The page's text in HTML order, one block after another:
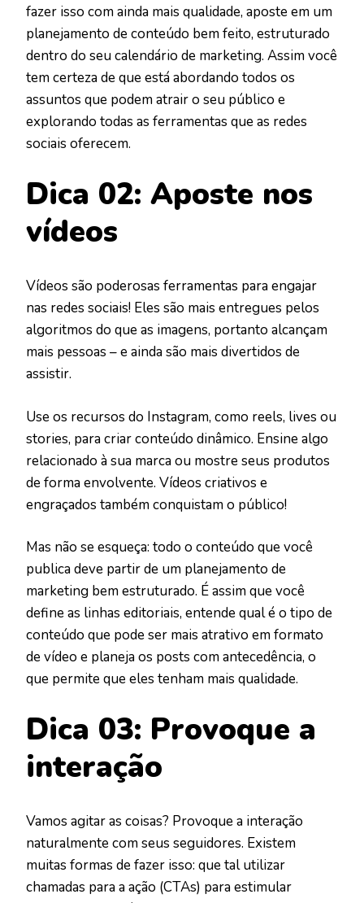
fazer isso com ainda mais qualidade, aposte em um
planejamento de conteúdo bem feito, estruturado
dentro do seu calendário de marketing. Assim você
tem certeza de que está abordando todos os
assuntos que podem atrair o seu público e
explorando todas as ferramentas que as redes
sociais oferecem.
Dica 02: Aposte nos
vídeos
Vídeos são poderosas ferramentas para engajar
nas redes sociais! Eles são mais entregues pelos
algoritmos do que as imagens, portanto alcançam
mais pessoas – e ainda são mais divertidos de
assistir.
Use os recursos do Instagram, como reels, lives ou
stories, para criar conteúdo dinâmico. Ensine algo
relacionado à sua marca ou mostre seus produtos
de forma envolvente. Vídeos criativos e
engraçados também conquistam o público!
Mas não se esqueça: todo o conteúdo que você
publica deve partir de um planejamento de
marketing bem estruturado. É assim que você
define as linhas editoriais, entende qual é o tipo de
conteúdo que pode ser mais atrativo em formato
de vídeo e planeja os posts com antecedência, o
que permite que eles tenham mais qualidade.
Dica 03: Provoque a
interação
Vamos agitar as coisas? Provoque a interação
naturalmente com seus seguidores. Existem
muitas formas de fazer isso: que tal utilizar
chamadas para a ação (CTAs) para estimular